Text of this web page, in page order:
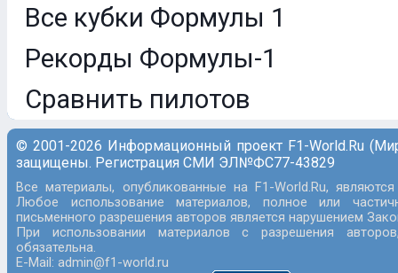
Все кубки Формулы 1
Рекорды Формулы-1
Сравнить пилотов
© 2001-2026 Информационный проект F1-World.Ru
защищены. Регистрация СМИ ЭЛ№ФС77-43829
Все материалы, опубликованные на F1-World.Ru,
Любое использование материалов, полное или
письменного разрешения авторов является нарушением
При использовании материалов с разрешения
обязательна.
E-Mail: admin@f1-world.ru